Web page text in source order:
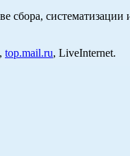
систематизации
top.mail.ru, LiveInternet.